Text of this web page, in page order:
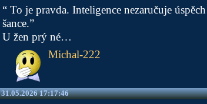
“ To je pravda. Inteligence nezaručuje
šance.”
U žen prý né…
Michal-222
31.05.2026 17:17:46